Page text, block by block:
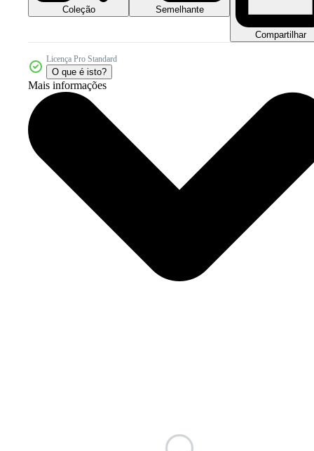
Coleção Semelhante
Compartilhar
Licença Pro Standard
O que é isto?
Mais informações